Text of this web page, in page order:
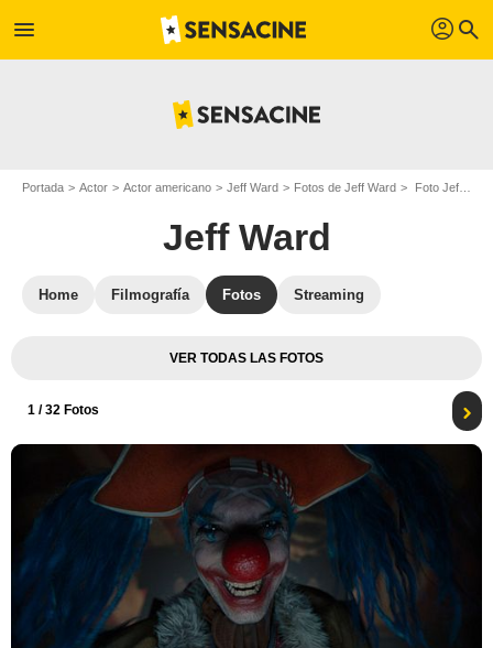
menu profil search
Portada Actor Actor americano Jeff Ward Fotos de Jeff Ward Foto Jeff Ward
Jeff Ward
Home Filmografía Fotos Streaming
VER TODAS LAS FOTOS
1 / 32 Fotos